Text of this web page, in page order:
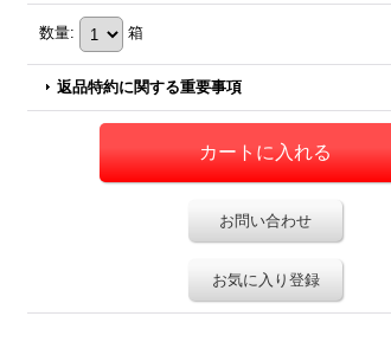
数量: 箱
返品特約に関する重要事項
お問い合わせ
お気に入り登録